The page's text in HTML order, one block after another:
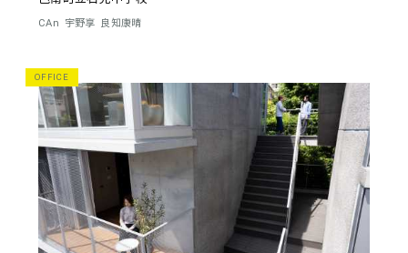
CAn 宇野享 良知康晴
OFFICE